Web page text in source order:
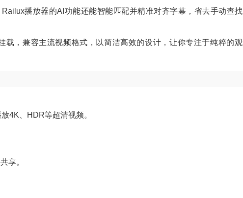
播放器的AI功能还能智能匹配并精准对齐字幕，省去手动查
载，兼容主流视频格式，以简洁高效的设计，让你专注于纯粹的
4K、HDR等超清视频。
享。